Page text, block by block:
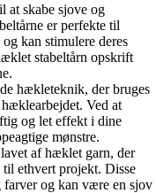
at skabe sjove og
er perfekte til
kan stimulere deres
stabeltårn opskrift
hækleteknik, der bruges
Ved at
og let effekt i dine
mønstre.
af hæklet garn, der
ethvert projekt. Disse
farver og kan være en sjov